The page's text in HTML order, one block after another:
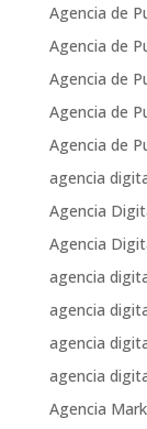
Agencia de
Agencia de
Agencia de
Agencia de
Agencia de
agencia
Agencia
Agencia
agencia
agencia
agencia
agencia
Agencia